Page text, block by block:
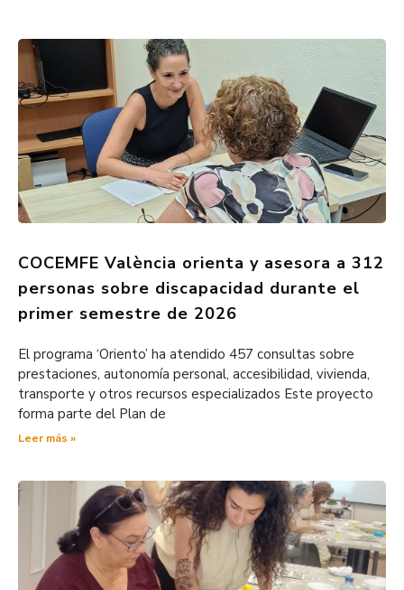
COCEMFE València orienta y asesora a 312
personas sobre discapacidad durante el
primer semestre de 2026
El programa ‘Oriento’ ha atendido 457 consultas sobre
prestaciones, autonomía personal, accesibilidad, vivienda,
transporte y otros recursos especializados Este proyecto
forma parte del Plan de
Leer más »